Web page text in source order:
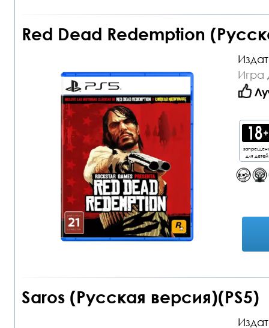
Red Dead Redemption
Игра
для детей
Saros (Русская версия)(PS5)